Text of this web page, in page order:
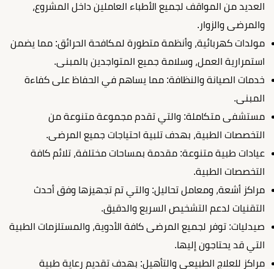
العديد من المواقف لجميع الأطباء العاملين داخل المشروع،
والمرضى والزوار.
مولدات كهربائية، وأنظمة متطورة لمكافحة الحرائق: مما يضمن
استمرارية العمل، وسلامة جميع المتواجدين بالمبنى.
خدمات الصيانة والنظافة: مما يساهم في الحفاظ على كفاءة
المبنى.
مستشفى متكاملة: والتي تقدم مجموعة متنوعة من
التخصصات الطبية، بهدف تلبية احتياجات جميع المرضى.
عيادات طبية متنوعة: مقدمة بمساحات مختلفة، تلائم كافة
التخصصات الطبية.
مراكز أشعة، ومعامل تحاليل: والتي تم تجهيزها وفق أحدث
التقنيات لدعم التشخيص السريع والدقيق.
صيدليات: توفر لجميع المرضى كافة الأدوية، والمستلزمات الطبية
التي قد يحتاجون إليها.
مراكز للعلاج الطبيعي والتأهيل: بهدف تقديم رعاية طبية